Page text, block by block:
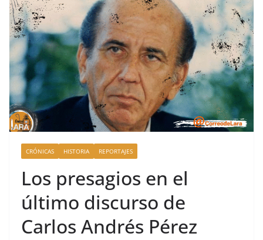
CRÓNICAS HISTORIA REPORTAJES
Los presagios en el
último discurso de
Carlos Andrés Pérez